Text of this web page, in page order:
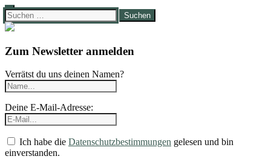
Suchen
nach:
Zum Newsletter anmelden
Verrätst du uns deinen Namen?
Deine E-Mail-Adresse:
Ich habe die Datenschutzbestimmungen gelesen und bin
einverstanden.